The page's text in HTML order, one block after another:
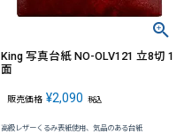
King 写真台紙 NO-OLV121 立8切 1
面
販売価格 ¥2,090 税込
高級レザーくるみ表紙使用、気品のある台紙